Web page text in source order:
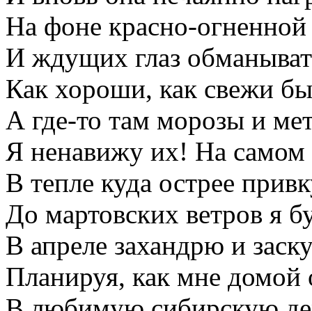
На фоне красно-огненной
И ждущих глаз
Как хороши, как свежи
А где-то там морозы и
Я ненавижу их! На самом
В тепле куда острее
До мартовских ветров я
В апреле захандрю и
Планируя, как мне домой